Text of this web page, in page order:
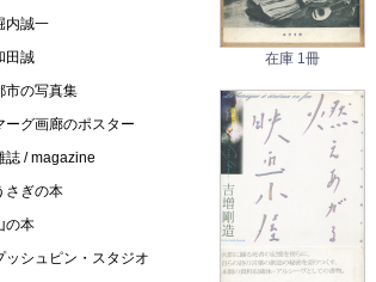
内誠一
田誠
市の写真集
ーグ画廊のポスター
誌 / magazine
さぎの本
の本
ッシュピン・スタジオ
在庫 1冊